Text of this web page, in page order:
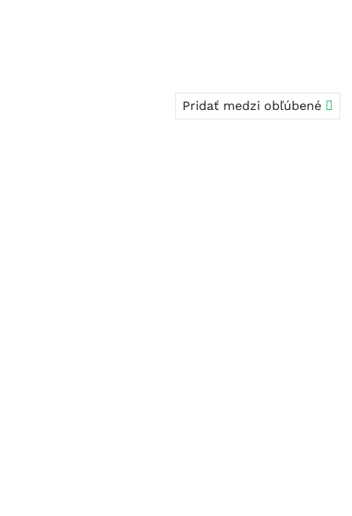
Pridať medzi obľúbené